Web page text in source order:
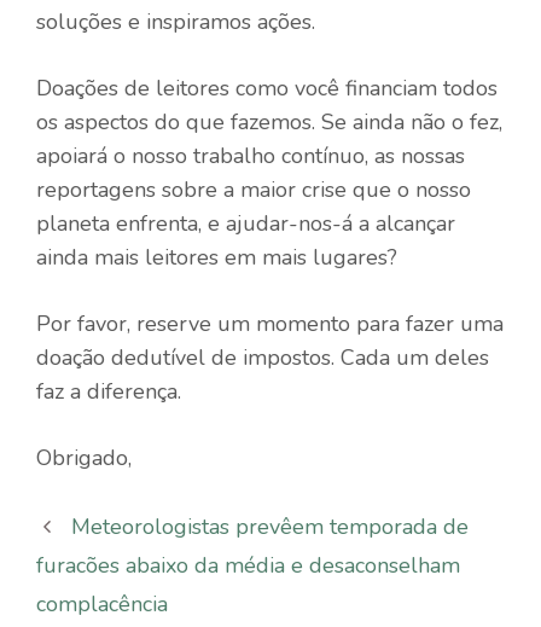
soluções e inspiramos ações.
Doações de leitores como você financiam todos
os aspectos do que fazemos. Se ainda não o fez,
apoiará o nosso trabalho contínuo, as nossas
reportagens sobre a maior crise que o nosso
planeta enfrenta, e ajudar-nos-á a alcançar
ainda mais leitores em mais lugares?
Por favor, reserve um momento para fazer uma
doação dedutível de impostos. Cada um deles
faz a diferença.
Obrigado,
Meteorologistas prevêem temporada de
furacões abaixo da média e desaconselham
complacência